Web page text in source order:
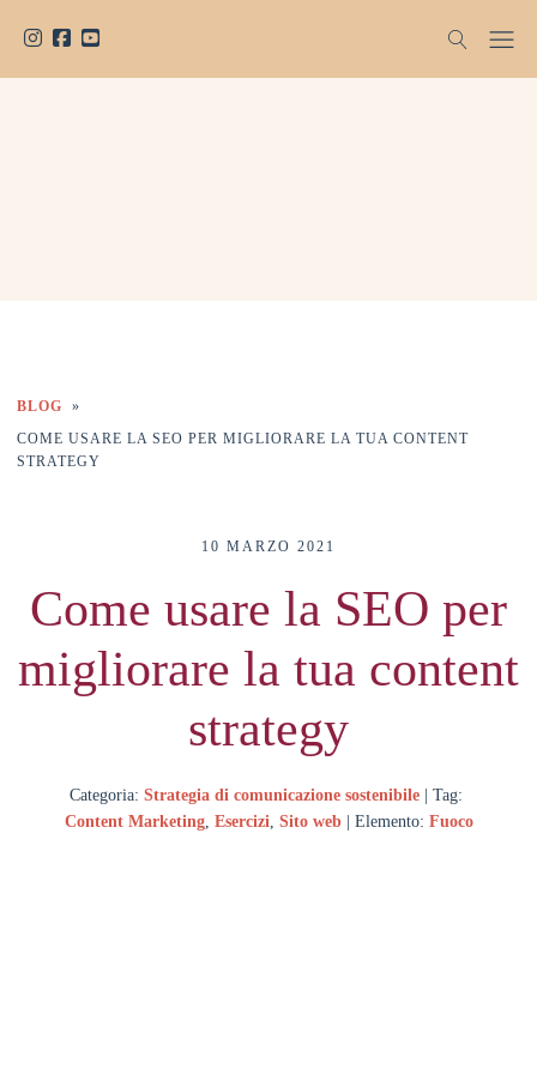
BLOG
»
COME USARE LA SEO PER MIGLIORARE LA TUA CONTENT
STRATEGY
10 MARZO 2021
Come usare la SEO per
migliorare la tua content
strategy
Categoria: Strategia di comunicazione sostenibile | Tag:
Content Marketing, Esercizi, Sito web| Elemento: Fuoco